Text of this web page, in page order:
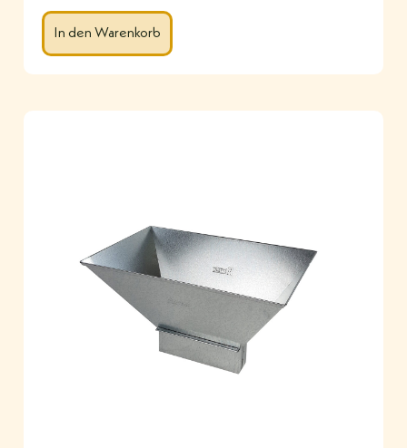
In den Warenkorb